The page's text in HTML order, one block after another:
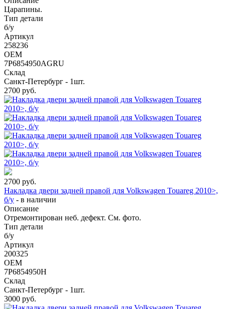
Царапины.
Тип детали
б/у
Артикул
258236
OEM
7P6854950AGRU
Склад
Санкт-Петербург - 1шт.
2700 руб.
2700 руб.
Накладка двери задней правой для Volkswagen Touareg 2010>,
б/у - в наличии
Описание
Отремонтирован неб. дефект. См. фото.
Тип детали
б/у
Артикул
200325
OEM
7P6854950H
Склад
Санкт-Петербург - 1шт.
3000 руб.